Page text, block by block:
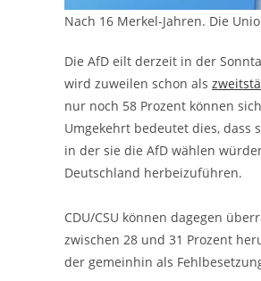
Nach 16 Merkel-Jahren. Die
Die AfD eilt derzeit in der
wird zuweilen schon als
nur noch 58 Prozent können
Umgekehrt bedeutet dies, dass
in der sie die AfD wählen
Deutschland herbeizuführen.
CDU/CSU können dagegen
zwischen 28 und 31 Prozent
der gemeinhin als